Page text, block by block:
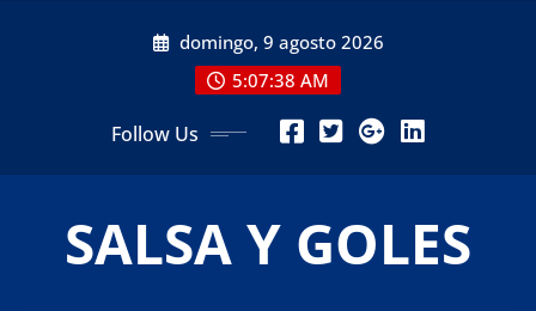
domingo, 9 agosto 2026
5:07:39 AM
Follow Us
SALSA Y GOLES